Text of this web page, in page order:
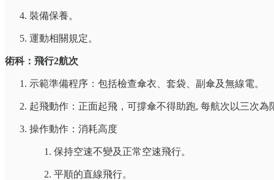
裝備保養。
運動相關規定。
術科：飛行2航次
示範準備程序：包括檢查傘衣、套袋、副傘及無線電。
起飛動作：正面起飛，可撐傘不得助跑, 每航次以三次為
操作動作：消耗高度
保持空速不變及正常空速飛行。
平順的直線飛行。